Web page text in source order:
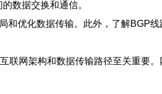
数据交换和通信。
优化数据传输。此外，了解BGP
联网架构和数据传输路径至关重要